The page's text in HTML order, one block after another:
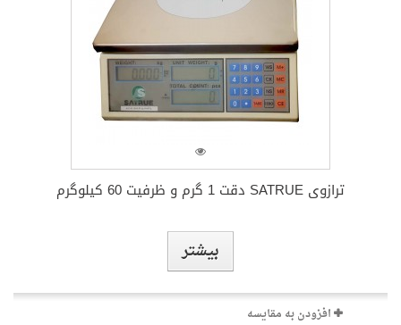
بیشتر
افزودن به مقایسه